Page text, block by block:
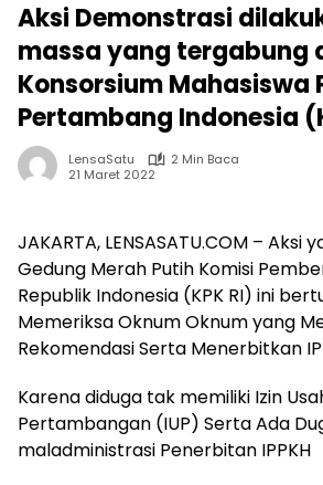
Aksi Demonstrasi
massa yang tergabung
Konsorsium Mahasiswa
Pertambang Indonesia
LensaSatu
2 Min Baca
21 Maret 2022
JAKARTA, LENSASATU.COM – Aksi
Gedung Merah Putih Komisi
Republik Indonesia (KPK RI) ini
Memeriksa Oknum Oknum yang
Rekomendasi Serta Menerbitkan
Karena diduga tak memiliki Izin
Pertambangan (IUP) Serta Ada
maladministrasi Penerbitan IPPKH